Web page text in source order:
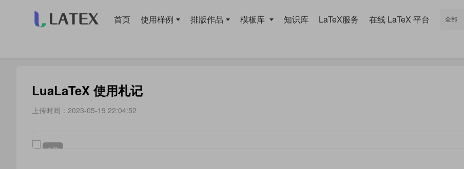
首页 使用样例 排版作品 模板库 知识库 LaTeX服务 在线 LaTeX 平台
LuaLaTeX 使用札记
上传时间：2023-05-19 22:04:52
1/3